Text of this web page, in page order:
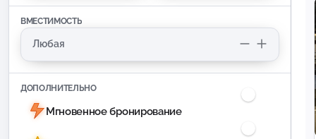
ВМЕСТИМОСТЬ
ДОПОЛНИТЕЛЬНО
Мгновенное бронирование